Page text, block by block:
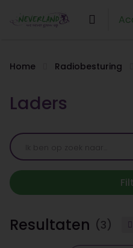
Home Radiobesturing
Laders
Resultaten (3)